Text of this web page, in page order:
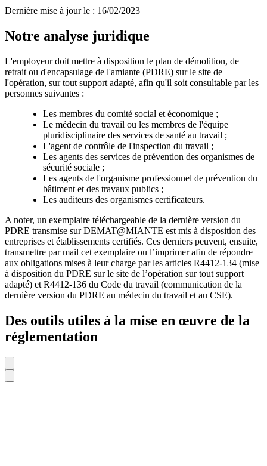
Dernière mise à jour le : 16/02/2023
Notre analyse juridique
L'employeur doit mettre à disposition le plan de démolition, de
retrait ou d'encapsulage de l'amiante (PDRE) sur le site de
l'opération, sur tout support adapté, afin qu'il soit consultable par les
personnes suivantes :
Les membres du comité social et économique ;
Le médecin du travail ou les membres de l'équipe
pluridisciplinaire des services de santé au travail ;
L'agent de contrôle de l'inspection du travail ;
Les agents des services de prévention des organismes de
sécurité sociale ;
Les agents de l'organisme professionnel de prévention du
bâtiment et des travaux publics ;
Les auditeurs des organismes certificateurs.
A noter, un exemplaire téléchargeable de la dernière version du
PDRE transmise sur DEMAT@MIANTE est mis à disposition des
entreprises et établissements certifiés. Ces derniers peuvent, ensuite,
transmettre par mail cet exemplaire ou l’imprimer afin de répondre
aux obligations mises à leur charge par les articles R4412-134 (mise
à disposition du PDRE sur le site de l’opération sur tout support
adapté) et R4412-136 du Code du travail (communication de la
dernière version du PDRE au médecin du travail et au CSE).
Des outils utiles à la mise en œuvre de la
réglementation